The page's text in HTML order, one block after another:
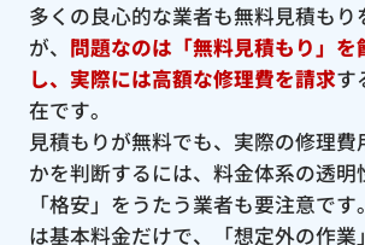
多くの良心的な業者も無料見積もり
が、 問題なのは「無料見積もり」を
し、実際には高額な修理費を請求す
在です。
見積もりが無料でも、実際の修理費
かを判断するには、料金体系の透明
「格安」をうたう業者も要注意で
は基本料金だけで、「想定外の作